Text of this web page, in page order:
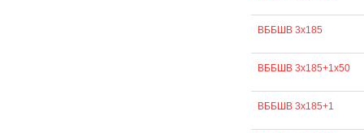
ВББШВ 3х185
ВББШВ 3х185+1х50
ВББШВ 3х185+1